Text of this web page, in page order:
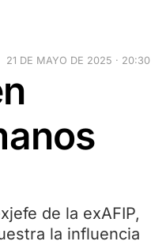
21 DE MAYO DE 2025 · 20:30
de la exAFIP,
la influencia